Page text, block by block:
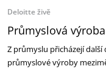
Deloitte živě
Průmyslová
Z průmyslu přicházejí další
průmyslové výroby